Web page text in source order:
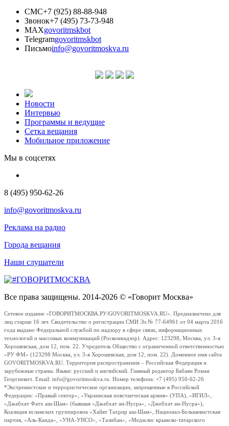
СМС+7 (925) 88-88-948
Звонок+7 (495) 73-73-948
MAXgovoritmskbot
Telegramgovoritmskbot
Письмоinfo@govoritmoskva.ru
Новости
Интервью
Программы и ведущие
Сетка вещания
Мобильное приложение
Мы в соцсетях
8 (495) 950-62-26
info@govoritmoskva.ru
Реклама на радио
Города вещания
Наши слушатели
Все права защищены. 2014-2026 © «Говорит Москва»
Сетевое издание «ГОВОРИТМОСКВА.РУ/GOVORITMOSKVA.RU». Предназначено для
лиц старше 16 лет. Свидетельство о регистрации СМИ Эл № 77-64961 от 04 марта 2016
года выдано Федеральной службой по надзору в сфере связи, информационных
технологий и массовых коммуникаций (Роскомнадзор). Адрес: 123298, Москва, ул. 3-я
Хорошевская, дом 12, пом. 22. Учредитель Общество с ограниченной ответственностью
«РУ ФМ» (123298 Москва, ул. 3-я Хорошевская, дом 12, пом. 22). Доменное имя сайта
GOVORITMOSKVA.RU. Территория распространения – Российская Федерация и
зарубежные страны. Языки: русский и английский. Главный редактор Бабаян Роман
Георгиевич. Email: info@govoritmoskva.ru. Номер телефона: +7 (495) 950-62-26
*Экстремистские и террористические организации, запрещенные в Российской
Федерации: «Правый сектор», «Украинская повстанческая армия» (УПА), «ИГИЛ»,
«Джабхат Фатх аш-Шам» (бывшая «Джабхат ан-Нусра», «Джебхат ан-Нусра»),
Коалиция исламских группировок «Хайят Тахрир аш-Шам», Национал-Большевистская
партия, «Аль-Каида», «УНА-УНСО», «Талибан», «Меджлис крымско-татарского